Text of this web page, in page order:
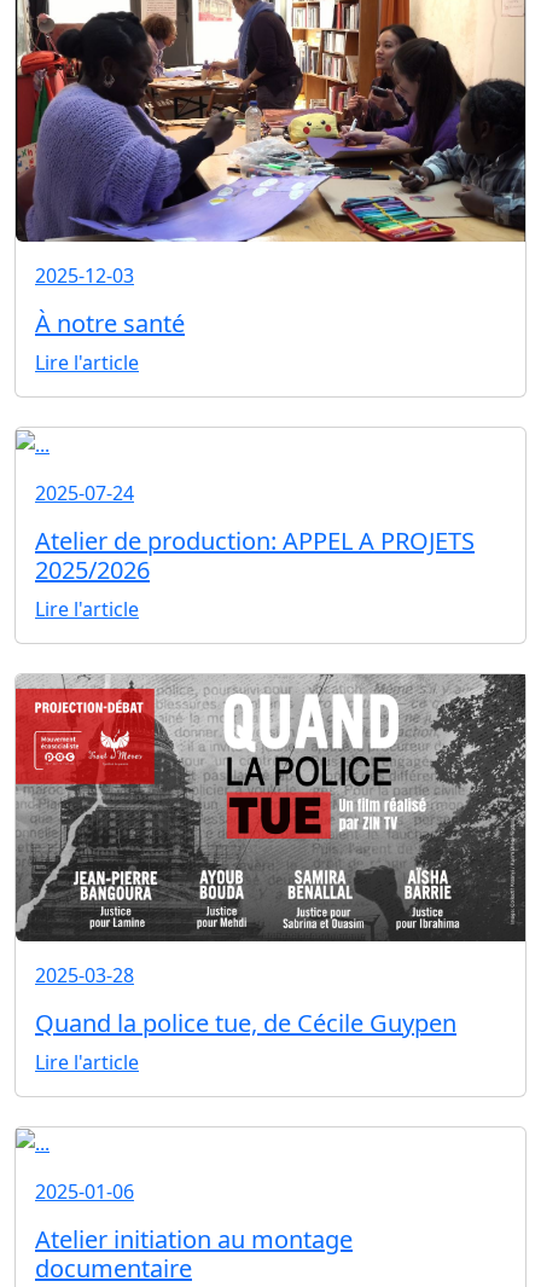
2025-12-03
À notre santé
Lire l'article
2025-07-24
Atelier de production: APPEL A PROJETS
2025/2026
Lire l'article
2025-03-28
Quand la police tue, de Cécile Guypen
Lire l'article
2025-01-06
Atelier initiation au montage
documentaire